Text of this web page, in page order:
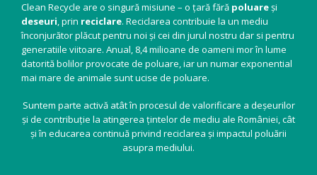
Clean Recycle are o singură misiune – o țară fără poluareși
deseuri, prin reciclare. Reciclarea contribuie la un mediu
înconjurător plăcut pentru noi și cei din jurul nostru dar si pentru
generatiile viitoare. Anual, 8,4 milioane de oameni mor în lume
datorită bolilor provocate de poluare, iar un numar exponential
mai mare de animale sunt ucise de poluare.
Suntem parte activă atât în procesul de valorificare a deșeurilor
și de contribuție la atingerea țintelor de mediu ale României, cât
și în educarea continuă privind reciclarea și impactul poluării
asupra mediului.